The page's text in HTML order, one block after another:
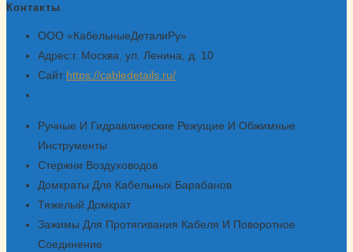
Контакты
ООО «КабельныеДеталиРу»
Адрес:г. Москва, ул. Ленина, д. 10
Сайт:https://cabledetails.ru/
вашем
приложении
Ручные И Гидравлические Режущие И Обжимные
Инструменты
Стержни Воздуховодов
Домкраты Для Кабельных Барабанов
Тяжелый Домкрат
Зажимы Для Протягивания Кабеля И Поворотное
Соединение